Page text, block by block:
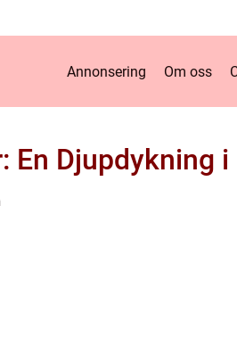
Annonsering Om oss
En Djupdykning